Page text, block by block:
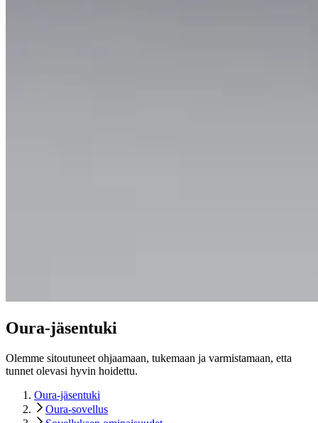
Oura-jäsentuki
Olemme sitoutuneet ohjaamaan, tukemaan ja varmistamaan, etta
tunnet olevasi hyvin hoidettu.
Oura-jäsentuki
Oura-sovellus